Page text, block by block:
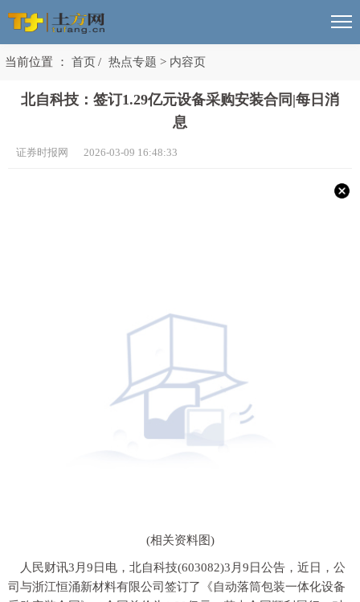
当前位置 ： 首页/ 热点专题 > 内容页
北自科技：签订1.29亿元设备采购安装合同|每日消
息
证券时报网 2026-03-09 16:48:33
(相关资料图)
人民财讯3月9日电，北自科技(603082)3月9日公告，近日，公
司与浙江恒涌新材料有限公司签订了《自动落筒包装一体化设备